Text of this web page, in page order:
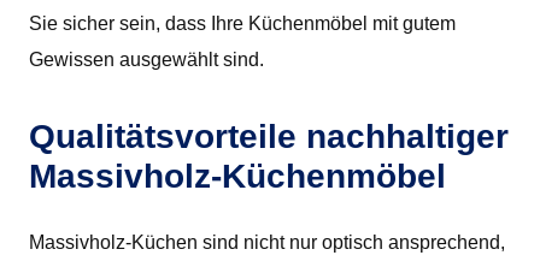
Sie sicher sein, dass Ihre Küchenmöbel mit gutem
Gewissen ausgewählt sind.
Qualitätsvorteile nachhaltiger
Massivholz-Küchenmöbel
Massivholz-Küchen sind nicht nur optisch ansprechend,